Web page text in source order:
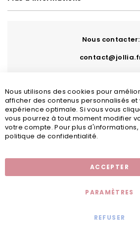
Nous contacter:
Nous utilisons des cookies pour
afficher des contenus personnalisés et
expérience optimale. Si vous vous
vous pourrez à tout moment modifier
votre compte. Pour plus
politique de confidentialité.
ACCEPTER
PARAMÈTRES
REFUSER